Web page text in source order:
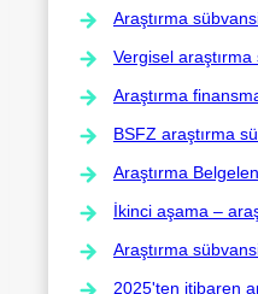
Araştırma
Vergisel
Araştırma
BSFZ araştırma
Araştırma
İkinci aşama –
Araştırma
2025'ten itibaren